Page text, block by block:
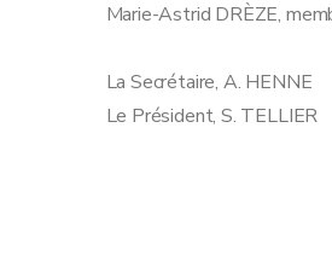
Marie-Astrid DRÈZE,
La Secrétaire, A. HENNE
Le Président, S. TELLIER